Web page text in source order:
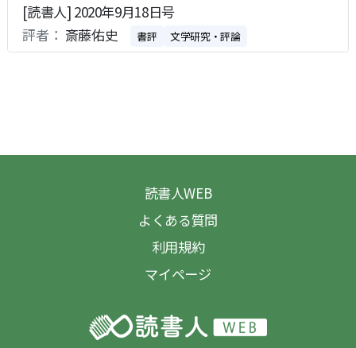
[読書人] 2020年9月18日号
評者： 斎藤佑史 書評 文学研究・評論
読書人WEB
よくある質問
利用規約
マイページ